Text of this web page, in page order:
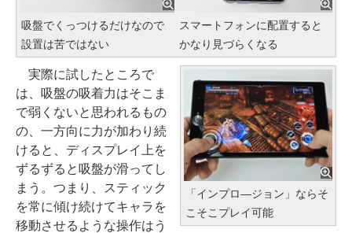
吸盤でくっつけるだけなので
設置は苦ではない
スマートフォンに配置すると
かなり見づらくなる
「インプロ―ジョン」ならそ
こそこプレイ可能
実際に試したところで
は、吸盤の吸着力はそこま
で弱くないと思われるもの
の、一方向に力が加わり続
けると、ディスプレイ上を
ずるずると吸盤が滑ってし
まう。つまり、スティック
を常に傾け続けてキャラを
移動させるような操作はう